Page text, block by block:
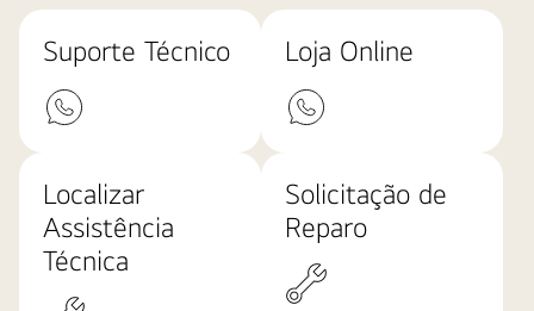
Suporte Técnico Loja Online
Localizar
Assistência
Técnica
Solicitação de
Reparo